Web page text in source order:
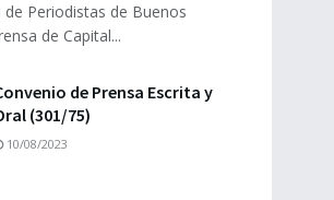
Periodistas de Buenos
de Capital...
de Prensa Escrita y
(301/75)
10/08/2023